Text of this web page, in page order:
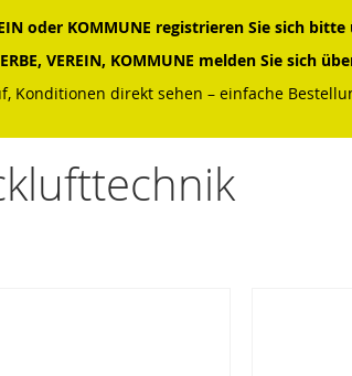
oder KOMMUNE registrieren Sie sich
VEREIN, KOMMUNE melden Sie sich
Konditionen direkt sehen – einfache